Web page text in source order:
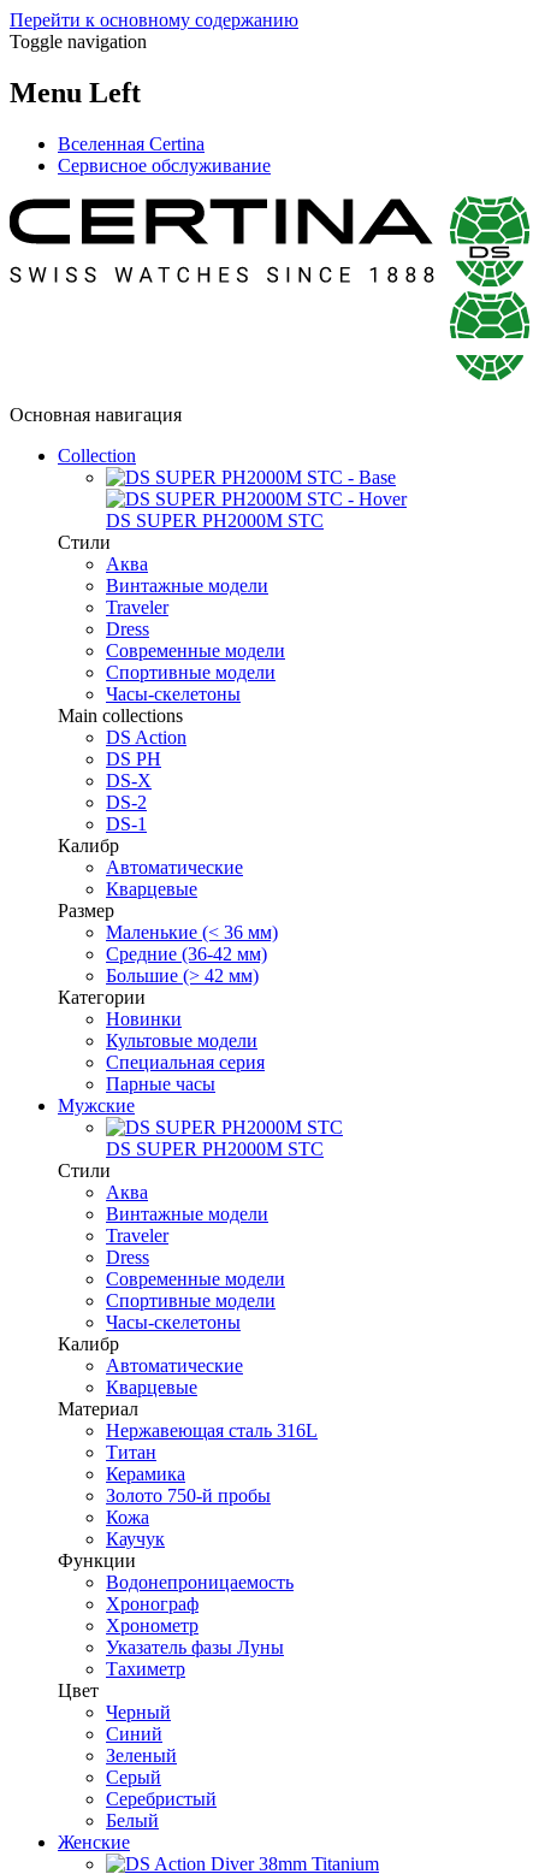
Перейти к основному содержанию
Toggle navigation
Menu Left
Вселенная Certina
Сервисное обслуживание
Основная навигация
Collection
DS SUPER PH2000M STC
Стили
Аква
Винтажные модели
Traveler
Dress
Современные модели
Спортивные модели
Часы-скелетоны
Main collections
DS Action
DS PH
DS-X
DS-2
DS-1
Калибр
Автоматические
Кварцевые
Размер
Маленькие (< 36 мм)
Средние (36-42 мм)
Большие (> 42 мм)
Категории
Новинки
Культовые модели
Специальная серия
Парные часы
Мужские
DS SUPER PH2000M STC
Стили
Аква
Винтажные модели
Traveler
Dress
Современные модели
Спортивные модели
Часы-скелетоны
Калибр
Автоматические
Кварцевые
Материал
Нержавеющая сталь 316L
Титан
Керамика
Золото 750-й пробы
Кожа
Каучук
Функции
Водонепроницаемость
Хронограф
Хронометр
Указатель фазы Луны
Тахиметр
Цвет
Черный
Синий
Зеленый
Серый
Серебристый
Белый
Женские